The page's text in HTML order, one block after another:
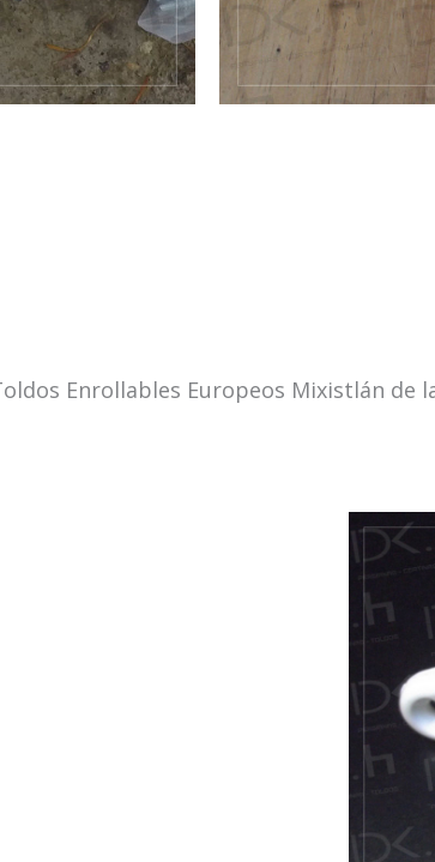
Enrollables Europeos Mixistlán de